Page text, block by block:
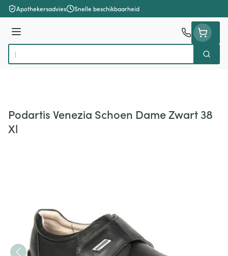
Ga naar de inhoud
Apothekersadvies Snelle beschikbaarheid
Menu
Product, merk, categorie...
Zoek
Podartis Venezia Schoen Dame Zwart 38
Xl